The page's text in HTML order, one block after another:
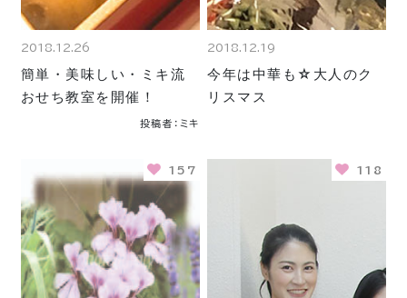
2018.12.26
簡単・美味しい・ミキ流
おせち教室を開催！
投稿者：ミキ
2018.12.19
今年は中華も☆大人のク
リスマス
157 118